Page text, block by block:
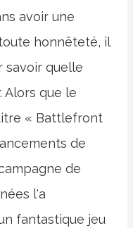
avoir une
honnêteté, il
savoir quelle
que le
« Battlefront
de
de
l'a
fantastique jeu